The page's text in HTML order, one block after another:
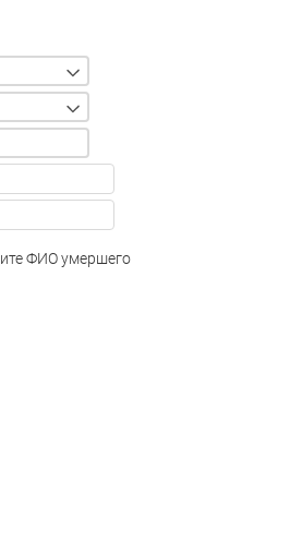
ФИО умершего